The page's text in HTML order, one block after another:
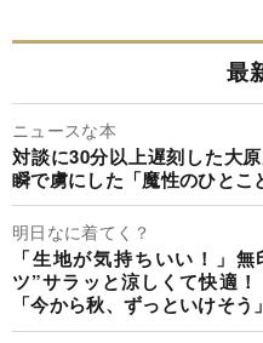
最
ニュースな本
対談に30分以上遅刻した大
瞬で虜にした「魔性のひとこ
明日なに着てく？
「生地が気持ちいい！」
ツ”サラッと涼しくて快適
「今から秋、ずっといけそう